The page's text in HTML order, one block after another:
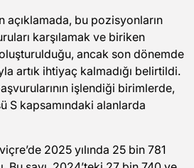
açıklamada, bu pozisyonların
karşılamak ve biriken
ancak son dönemde
artık ihtiyaç kalmadığı belirtildi.
işlendiği birimlerde,
S kapsamındaki alanlarda
2025 yılında 25 bin 781